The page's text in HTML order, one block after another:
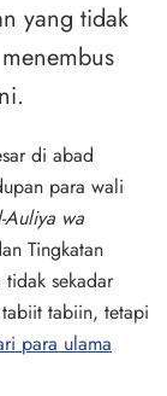
yang tidak
di abad
para wali
Auliya wa
Tingkatan
sekadar
tabiin, tetapi
para ulama